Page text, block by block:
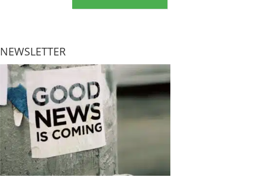
NEWSLETTER